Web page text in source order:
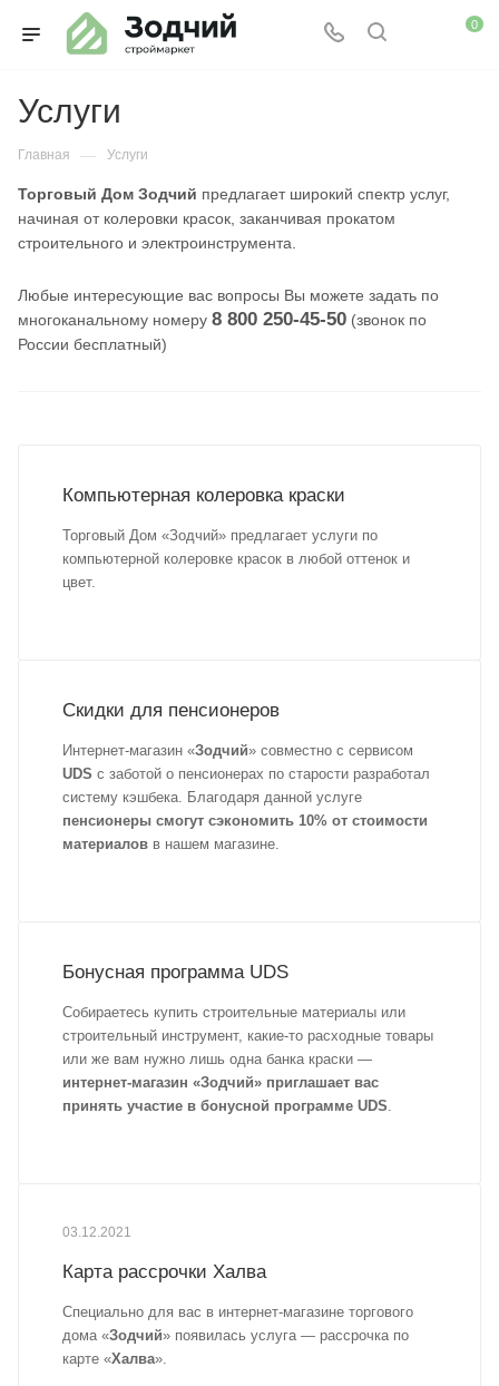
0
Услуги
Главная — Услуги
Торговый Дом Зодчий предлагает широкий спектр услуг,
начиная от колеровки красок, заканчивая прокатом
строительного и электроинструмента.
Любые интересующие вас вопросы Вы можете задать по
многоканальному номеру 8 800 250-45-50 (звонок по
России бесплатный)
Компьютерная колеровка краски
Торговый Дом «Зодчий» предлагает услуги по
компьютерной колеровке красок в любой оттенок и
цвет.
Скидки для пенсионеров
Интернет-магазин «Зодчий» совместно с сервисом
UDS с заботой о пенсионерах по старости разработал
систему кэшбека. Благодаря данной услуге
пенсионеры смогут сэкономить 10% от стоимости
материалов в нашем магазине.
Бонусная программа UDS
Собираетесь купить строительные материалы или
строительный инструмент, какие-то расходные товары
или же вам нужно лишь одна банка краски —
интернет-магазин «Зодчий» приглашает вас
принять участие в бонусной программе UDS
03.12.2021
Карта рассрочки Халва
Специально для вас в интернет-магазине торгового
дома «Зодчий» появилась услуга — рассрочка по
карте «Халва».